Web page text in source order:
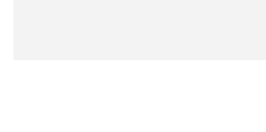
negoziazione esclusiva per la